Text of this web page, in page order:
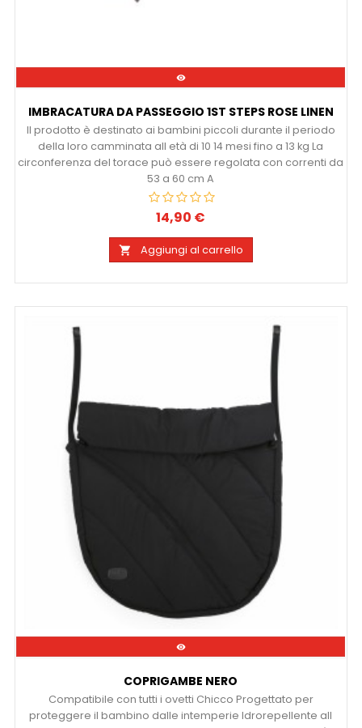

IMBRACATURA DA PASSEGGIO 1ST STEPS ROSE LINEN
Il prodotto è destinato ai bambini piccoli durante il periodo
della loro camminata all età di 10 14 mesi fino a 13 kg La
circonferenza del torace può essere regolata con correnti da
53 a 60 cm A
Prezzo
14,90 €
 Aggiungi al carrello

COPRIGAMBE NERO
Compatibile con tutti i ovetti Chicco Progettato per
proteggere il bambino dalle intemperie Idrorepellente all